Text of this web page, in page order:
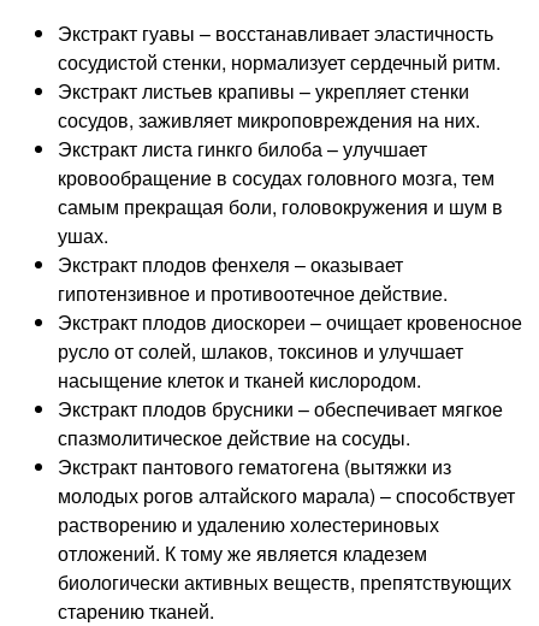
Экстракт гуавы – восстанавливает эластичность
сосудистой стенки, нормализует сердечный ритм.
Экстракт листьев крапивы – укрепляет стенки
сосудов, заживляет микроповреждения на них.
Экстракт листа гинкго билоба – улучшает
кровообращение в сосудах головного мозга, тем
самым прекращая боли, головокружения и шум в
ушах.
Экстракт плодов фенхеля – оказывает
гипотензивное и противоотечное действие.
Экстракт плодов диоскореи – очищает кровеносное
русло от солей, шлаков, токсинов и улучшает
насыщение клеток и тканей кислородом.
Экстракт плодов брусники – обеспечивает мягкое
спазмолитическое действие на сосуды.
Экстракт пантового гематогена (вытяжки из
молодых рогов алтайского марала) – способствует
растворению и удалению холестериновых
отложений. К тому же является кладезем
биологически активных веществ, препятствующих
старению тканей.